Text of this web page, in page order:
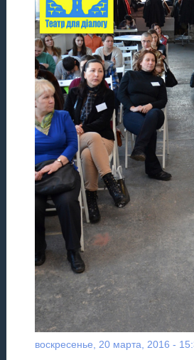
воскресенье, 20 марта, 2016 -